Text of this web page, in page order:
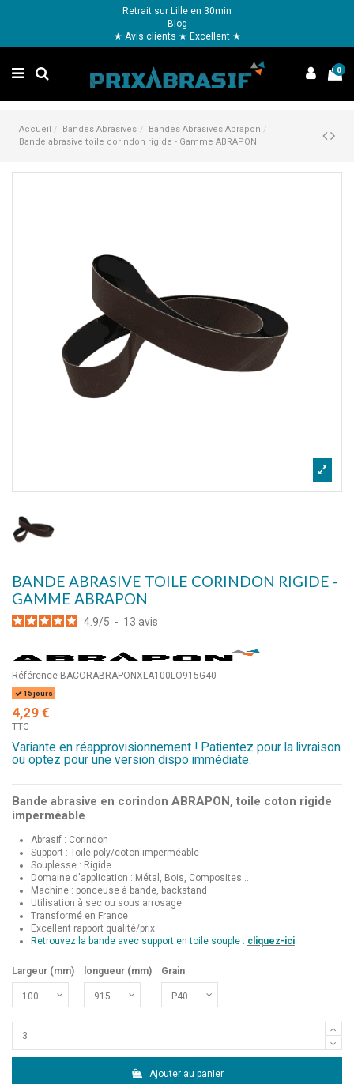
Retrait sur Lille en 30min
Blog
★ Avis clients ★ Excellent ★
0
Accueil Bandes Abrasives
Bandes Abrasives Abrapon
Bande abrasive toile corindon rigide - Gamme ABRAPON
BANDE ABRASIVE TOILE CORINDON RIGIDE -
GAMME ABRAPON
4.9/5 - 13 avis
Référence BACORABRAPONXLA100LO915G40
15 jours
4,29 €
TTC
Variante en réapprovisionnement ! Patientez pour la livraison
ou optez pour une version dispo immédiate.
Bande abrasive en corindon ABRAPON, toile coton rigide
imperméable
Abrasif : Corindon
Support : Toile poly/coton imperméable
Souplesse : Rigide
Domaine d'application : Métal, Bois, Composites ...
Machine : ponceuse à bande, backstand
Utilisation à sec ou sous arrosage
Transformé en France
Excellent rapport qualité/prix
Retrouvez la bande avec support en toile souple : cliquez-ici
Largeur (mm) longueur (mm) Grain
Ajouter au panier